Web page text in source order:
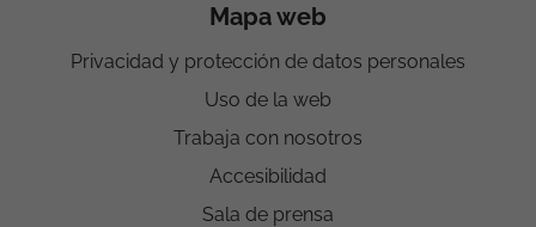
Mapa web
Privacidad y protección de datos personales
Uso de la web
Trabaja con nosotros
Accesibilidad
Sala de prensa